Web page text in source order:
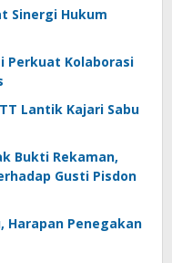
Sinergi Hukum
Perkuat Kolaborasi
Lantik Kajari Sabu
Bukti Rekaman,
Gusti Pisdon
Harapan Penegakan